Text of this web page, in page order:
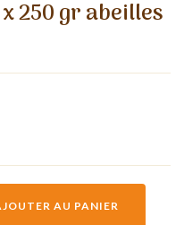
250 gr abeilles
AU PANIER